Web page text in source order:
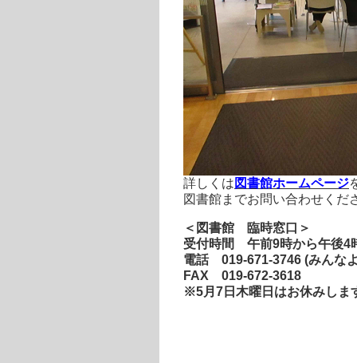
詳しくは 図書館ホームページ
図書館までお問い合わせくだ
＜図書館 臨時窓口＞
受付時間 午前9時から午後4
電話 019-671-3746 (みんな
FAX 019-672-3618
※5月7日木曜日はお休みしま